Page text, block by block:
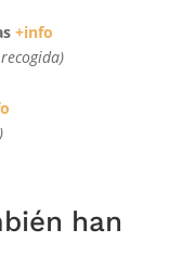
+info
han